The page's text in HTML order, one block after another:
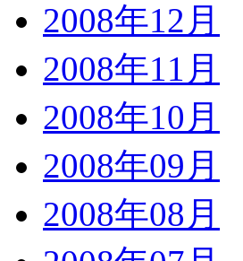
2008年12月
2008年11月
2008年10月
2008年09月
2008年08月